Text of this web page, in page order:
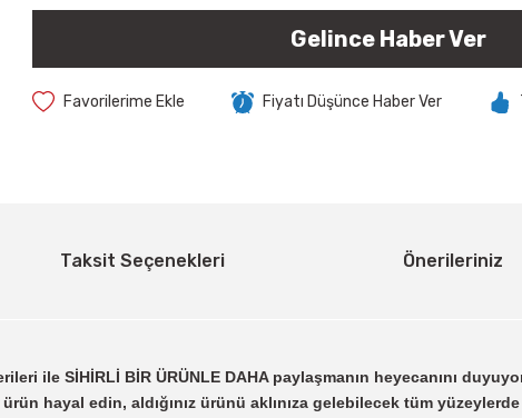
Gelince Haber Ver
Fiyatı Düşünce Haber Ver
Taksit Seçenekleri Önerileriniz
ile SİHİRLİ BİR ÜRÜNLE DAHA paylaşmanın heyecanını
hayal edin, aldığınız ürünü aklınıza gelebilecek tüm